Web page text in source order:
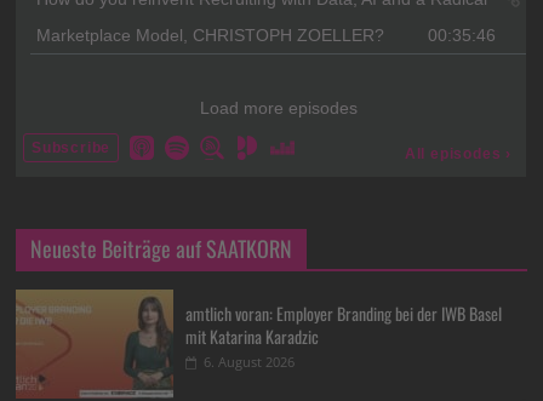
Neueste Beiträge auf SAATKORN
amtlich voran: Employer Branding bei der IWB Basel
mit Katarina Karadzic
6. August 2026